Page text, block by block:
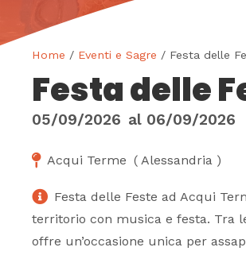
Home / Eventi e Sagre / Festa delle
Festa delle
05/09/2026 al 06/09/2026
Acqui Terme ( Alessandria )
Festa delle Feste ad Acqui
territorio con musica e festa. Tra
offre un’occasione unica per